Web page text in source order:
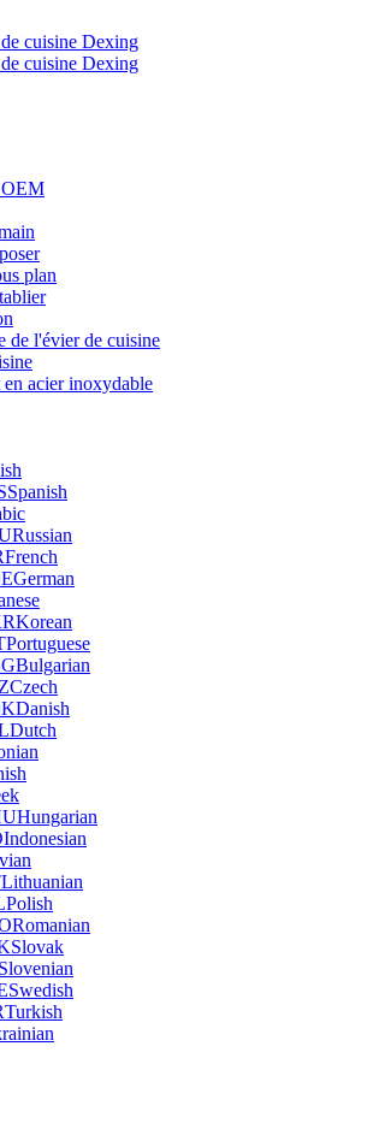
OEM
plan
de l'évier de cuisine
acier inoxydable
Spanish
Russian
French
German
Korean
Portuguese
Bulgarian
Czech
Danish
Dutch
Hungarian
Indonesian
Lithuanian
Polish
Romanian
Slovak
Slovenian
Swedish
Turkish